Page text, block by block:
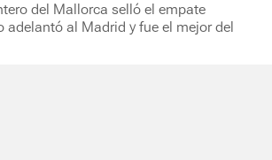
del Mallorca selló el empate
adelantó al Madrid y fue el mejor del